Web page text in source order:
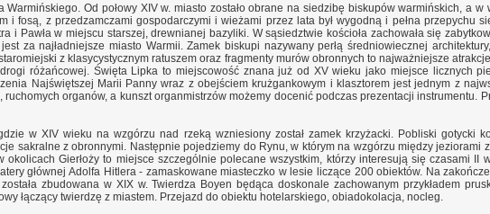
Od połowy XIV w. miasto zostało obrane na siedzibę biskupów warmińskich, a w
i fosą, z przedzamczami gospodarczymi i wieżami przez lata był wygodną i pełna przepychu
i Pawła w miejscu starszej, drewnianej bazyliki. W sąsiedztwie kościoła zachowała się
za najładniejsze miasto Warmii. Zamek biskupi nazywany perłą średniowiecznej
z klasycystycznym ratuszem oraz fragmenty murów obronnych to najważniejsze
różańcowej. Święta Lipka to miejscowość znana już od XV wieku jako miejsce licznych
Najświętszej Marii Panny wraz z obejściem krużgankowym i klasztorem jest jednym z
ruchomych organów, a kunszt organmistrzów możemy docenić podczas prezentacji instrumentu.
w XIV wieku na wzgórzu nad rzeką wzniesiony został zamek krzyżacki. Pobliski gotycki
sakralne z obronnymi. Następnie pojedziemy do Rynu, w którym na wzgórzu między jeziorami
okolicach Gierłoży to miejsce szczególnie polecane wszystkim, którzy interesują się czasami II
głównej Adolfa Hitlera - zamaskowane miasteczko w lesie liczące 200 obiektów. Na
zbudowana w XIX w. Twierdza Boyen będąca doskonale zachowanym przykładem
łączący twierdzę z miastem. Przejazd do obiektu hotelarskiego, obiadokolacja, nocleg.